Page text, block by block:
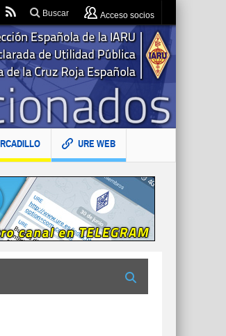
Buscar Acceso socios
URE WEB